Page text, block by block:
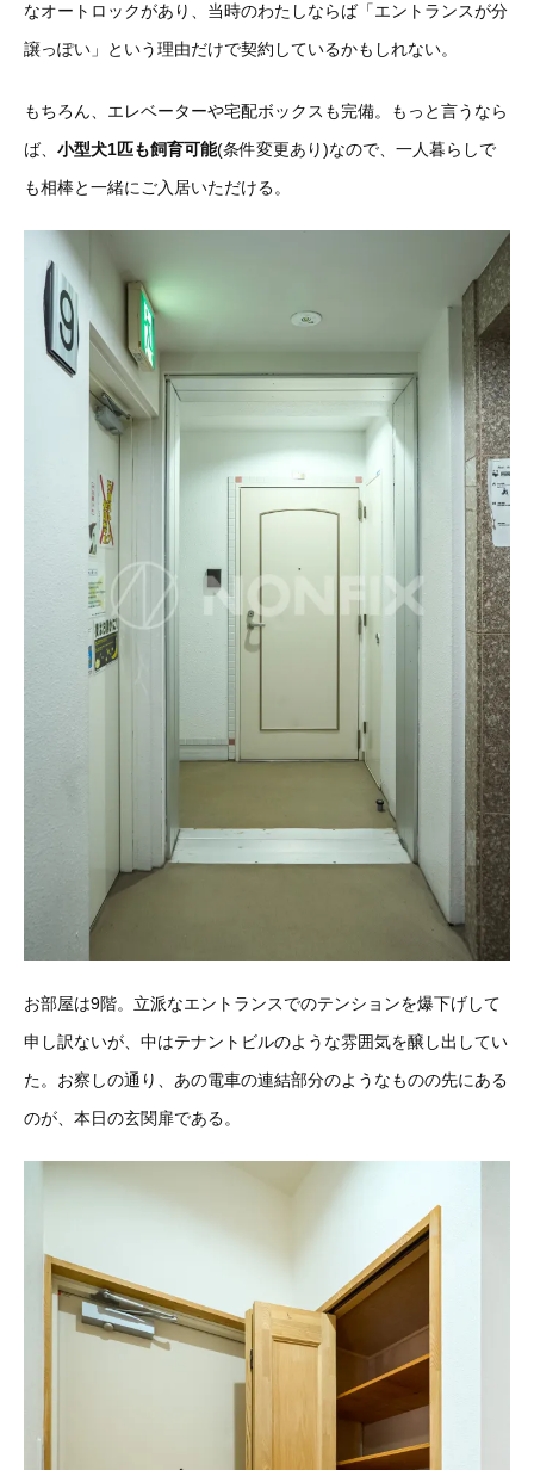
なオートロックがあり、当時のわたしならば「エントランスが分
譲っぽい」という理由だけで契約しているかもしれない。
もちろん、エレベーターや宅配ボックスも完備。もっと言うなら
ば、 小型犬1匹も飼育可能(条件変更あり)なので、一人暮らしで
も相棒と一緒にご入居いただける。
お部屋は9階。立派なエントランスでのテンションを爆下げして
申し訳ないが、中はテナントビルのような雰囲気を醸し出してい
た。お察しの通り、あの電車の連結部分のようなものの先にある
のが、本日の玄関扉である。